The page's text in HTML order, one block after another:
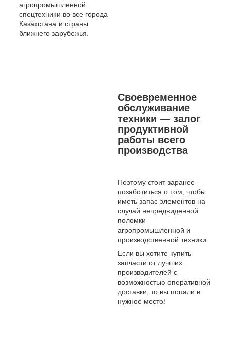
агропромышленной
спецтехники во все города
Казахстана и страны
ближнего зарубежья.
Своевременное
обслуживание
техники — залог
продуктивной
работы всего
производства
Поэтому стоит заранее
позаботиться о том, чтобы
иметь запас элементов на
случай непредвиденной
поломки
агропромышленной и
производственной техники.
Если вы хотите купить
запчасти от лучших
производителей с
возможностью оперативной
доставки, то вы попали в
нужное место!